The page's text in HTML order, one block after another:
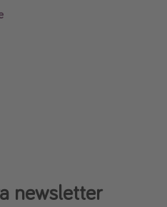
newsletter